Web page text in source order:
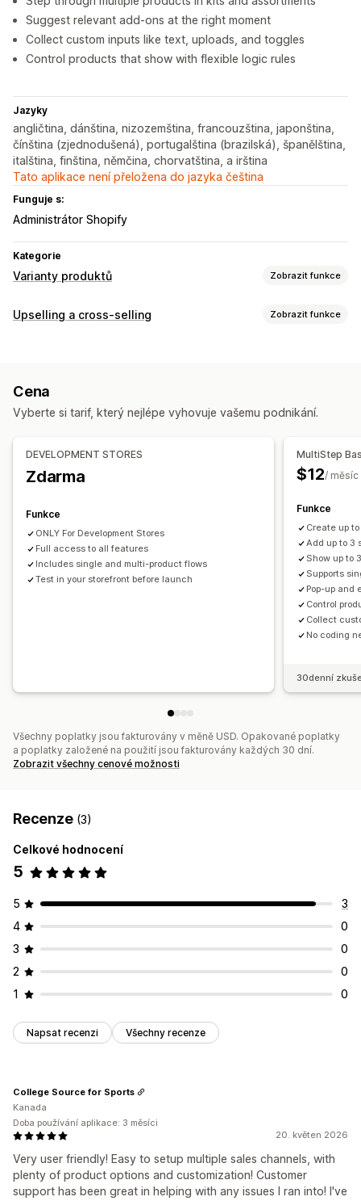
Suggest relevant add-ons at the right moment
Collect custom inputs like text, uploads, and toggles
Control products that show with flexible logic rules
Jazyky
angličtina, dánština, nizozemština, francouzština, japonština,
čínština (zjednodušená), portugalština (brazilská), španělština,
italština, finština, němčina, chorvatština, a irština
Tato aplikace není přeložena do jazyka čeština
Funguje s:
Administrátor Shopify
Kategorie
Varianty produktů Zobrazit funkce
Přizpůsobení
Nacenění
Doplňky
Upselling a cross-selling Zobrazit funkce
Automaticky otevíraná okna
Více jazyků Vlastní pravidla
Cena
Vyberte si tarif, který nejlépe vyhovuje vašemu podnikání.
DEVELOPMENT STORES
Zdarma
Funkce
ONLY For Development Stores
Full access to all features
Includes single and multi-product flows
Test in your storefront before launch
MultiStep
$12/ měsíc
Funkce
Create up
Add up to 3
Show up to
Supports
Pop-up and
Control
Collect
No coding
30denní
Všechny poplatky jsou fakturovány v měně USD. Opakované poplatky
a poplatky založené na použití jsou fakturovány každých 30 dní.
Zobrazit všechny cenové možnosti
Recenze (3)
Celkové hodnocení
5
5
3
4
0
3
0
2
0
1
0
Napsat recenzi Všechny recenze
20. květen 2026
Very user friendly! Easy to setup multiple sales channels, with
plenty of product options and customization! Customer
support has been great in helping with any issues I ran into! I've
College Source for Sports
Kanada
Doba používání aplikace: 3 měsíci